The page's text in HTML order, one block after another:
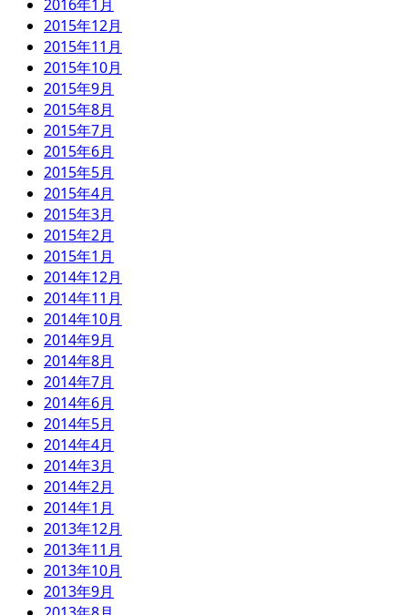
2016年1月
2015年12月
2015年11月
2015年10月
2015年9月
2015年8月
2015年7月
2015年6月
2015年5月
2015年4月
2015年3月
2015年2月
2015年1月
2014年12月
2014年11月
2014年10月
2014年9月
2014年8月
2014年7月
2014年6月
2014年5月
2014年4月
2014年3月
2014年2月
2014年1月
2013年12月
2013年11月
2013年10月
2013年9月